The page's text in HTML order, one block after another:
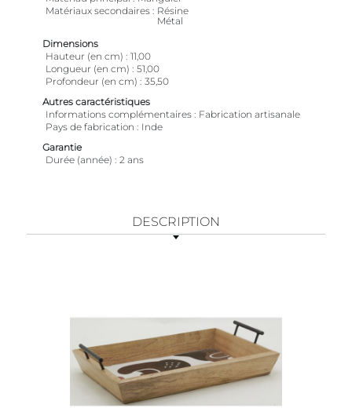
Matériaux secondaires
Résine
Métal
Dimensions
Hauteur (en cm)
11,00
Longueur (en cm)
51,00
Profondeur (en cm)
35,50
Autres caractéristiques
Informations complémentaires
Fabrication artisanale
Pays de fabrication
Inde
Garantie
Durée (année)
2 ans
DESCRIPTION